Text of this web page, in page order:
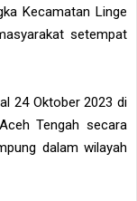
Kecamatan Linge
setempat
24 Oktober 2023 di
Tengah secara
dalam wilayah